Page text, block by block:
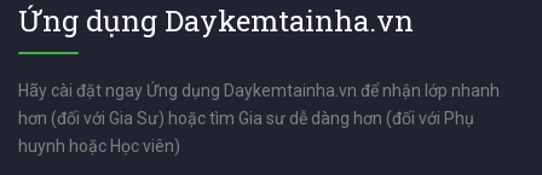
Ứng dụng Daykemtainha.vn
Hãy cài đặt ngay Ứng dụng Daykemtainha.vn để nhận lớp nhanh
hơn (đối với Gia Sư) hoặc tìm Gia sư dễ dàng hơn (đối với Phụ
huynh hoặc Học viên)